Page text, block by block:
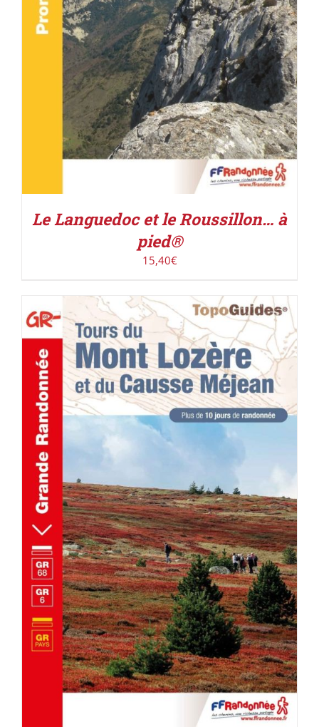
Le Languedoc et le Roussillon… à
pied®
15,40€
AJOUTER AU PANIER / DÉTAILS